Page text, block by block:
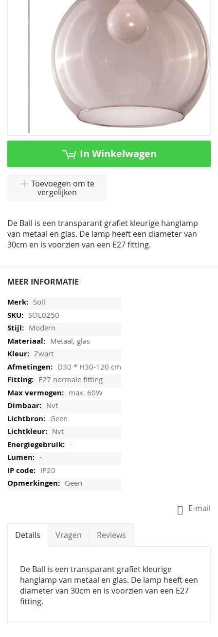
Ga
In Winkelwagen
Toevoegen om te
vergelijken
De Ball is een transparant grafiet kleurige hanglamp
van metaal en glas. De lamp heeft een diameter van
30cm en is voorzien van een E27 fitting.
MEER INFORMATIE
Soll
SOL0250
Modern
Metaal, glas
Zwart
D30 * H30-120 cm
E27 normale fitting
max. 60W
Nvt
Geen
Nvt
-
-
IP20
Geen
E-mail
Details Vragen Reviews
De Ball is een transparant grafiet kleurige
hanglamp van metaal en glas. De lamp heeft een
diameter van 30cm en is voorzien van een E27
fitting.